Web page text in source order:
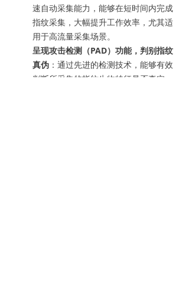
速自动采集能力，能够在短时间内完成
指纹采集，大幅提升工作效率，尤其适
用于高流量采集场景。
呈现攻击检测（PAD）功能，判别指纹
真伪 ：通过先进的检测技术，能够有效
判断所采集的指纹生物特征是否真实，